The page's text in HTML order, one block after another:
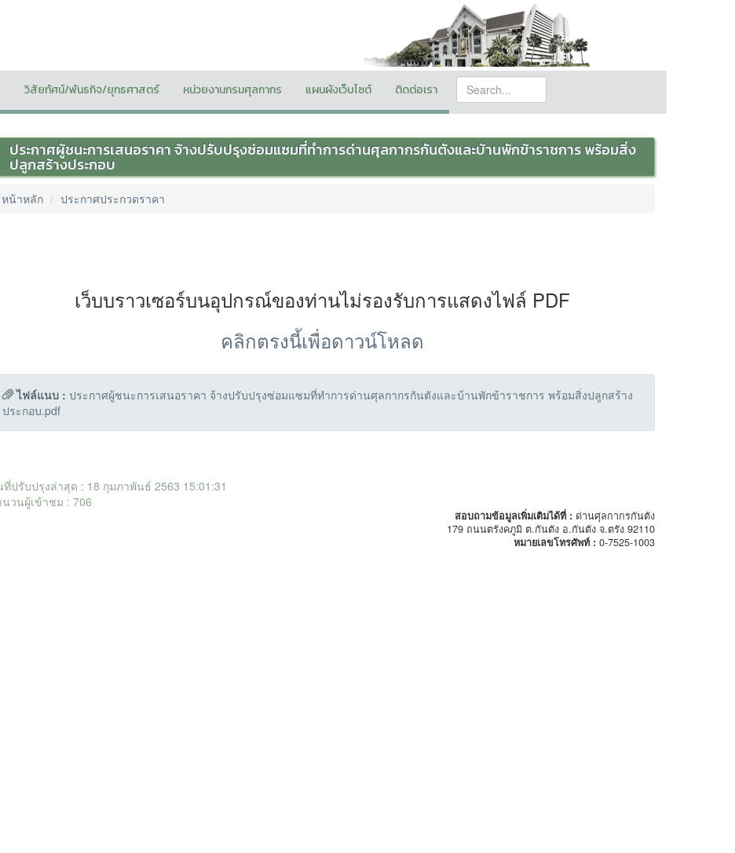
วิสัยทัศน์/พันธกิจ/ยุทธศาสตร์ หน่วยงานกรมศุลกากร แผนผังเว็บไซต์ ติดต่อเรา
ประกาศผู้ชนะการเสนอราคา จ้างปรับปรุงซ่อมแซมที่ทำการด่านศุลกากรกันตังและบ้านพักข้าราชการ พร้อมสิ่ง
ปลูกสร้างประกอบ
หน้าหลัก ประกาศประกวดราคา
เว็บบราวเซอร์บนอุปกรณ์ของท่านไม่รองรับการแสดงไฟล์ PDF
คลิกตรงนี้เพื่อดาวน์โหลด
ไฟล์แนบ : ประกาศผู้ชนะการเสนอราคา จ้างปรับปรุงซ่อมแซมที่ทำการด่านศุลกากรกันตังและบ้านพักข้าราชการ พร้อมสิ่งปลูกสร้าง
ประกอบ.pdf
ที่ปรับปรุงล่าสุด : 18 กุมภาพันธ์ 2563 15:01:31
นวนผู้เข้าชม : 706
สอบถามข้อมูลเพิ่มเติมได้ที่ : ด่านศุลกากรกันตัง
179 ถนนตรังคภูมิ ต.กันตัง อ.กันตัง จ.ตรัง 92110
หมายเลขโทรศัพท์ : 0-7525-1003